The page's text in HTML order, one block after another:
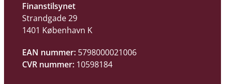
Finanstilsynet
Strandgade 29
1401 København K
EAN nummer: 5798000021006
CVR nummer: 10598184